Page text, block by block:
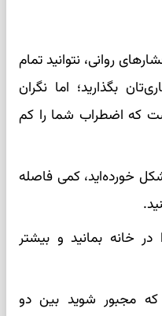
روانی، نتوانید تمام
بگذارید؛ اما نگران
که اضطراب شما را کم
خورده‌اید، کمی فاصله
خانه بمانید و بیشتر
که مجبور شوید بین دو